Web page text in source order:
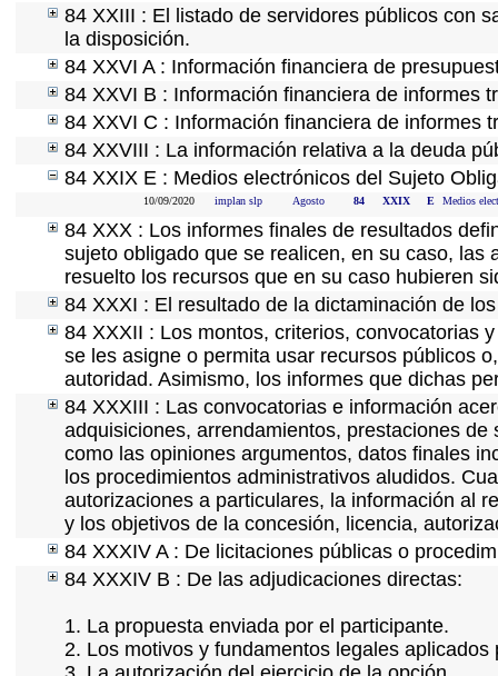
84 XXIII : El listado de servidores públicos con
la disposición.
84 XXVI A : Información financiera de
84 XXVI B : Información financiera de informes
84 XXVI C : Información financiera de informes
84 XXVIII : La información relativa a la deuda
84 XXIX E : Medios electrónicos del Sujeto
10/09/2020 implan slp Agosto 84 XXIX E Medios
84 XXX : Los informes finales de resultados
sujeto obligado que se realicen, en su caso,
resuelto los recursos que en su caso hubieren
84 XXXI : El resultado de la dictaminación de
84 XXXII : Los montos, criterios, convocatorias
se les asigne o permita usar recursos públicos
autoridad. Asimismo, los informes que dichas
84 XXXIII : Las convocatorias e información
adquisiciones, arrendamientos, prestaciones
como las opiniones argumentos, datos finales
los procedimientos administrativos aludidos.
autorizaciones a particulares, la información al
y los objetivos de la concesión, licencia,
84 XXXIV A : De licitaciones públicas o
84 XXXIV B : De las adjudicaciones directas:
1. La propuesta enviada por el participante.
2. Los motivos y fundamentos legales aplicados